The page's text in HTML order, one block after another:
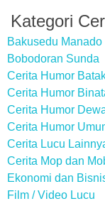
Kategori
Bakusedu Manado
Bobodoran Sunda
Cerita Humor
Cerita Humor
Cerita Humor
Cerita Humor
Cerita Lucu
Cerita Mop dan
Ekonomi dan
Film / Video Lucu